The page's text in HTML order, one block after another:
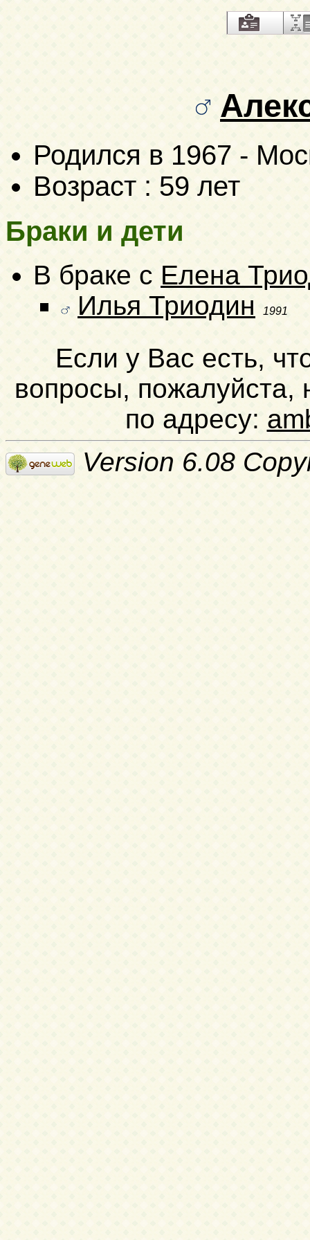
Родился в 1967 -
Возраст : 59 лет
Браки и дети
В браке с Елена
Илья Триодин
1991
Если у Вас есть,
вопросы, пожалуйста,
по адресу:
Version 6.08